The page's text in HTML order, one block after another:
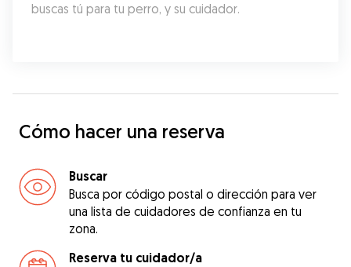
buscas tú para tu perro, y su cuidador.
Cómo hacer una reserva
Buscar
Busca por código postal o dirección para ver
una lista de cuidadores de confianza en tu
zona.
Reserva tu cuidador/a